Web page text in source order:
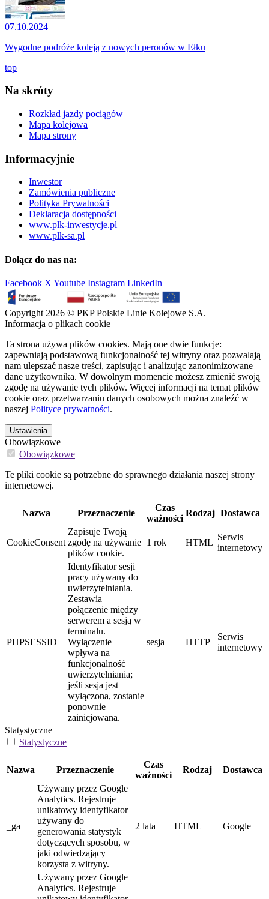
07.10.2024
Wygodne podróże koleją z nowych peronów w Ełku
top
Na skróty
Rozkład jazdy pociągów
Mapa kolejowa
Mapa strony
Informacyjnie
Inwestor
Zamówienia publiczne
Polityka Prywatności
Deklaracja dostępności
www.plk-inwestycje.pl
www.plk-sa.pl
Dołącz do nas na:
Facebook X Youtube Instagram LinkedIn
Copyright 2026 © PKP Polskie Linie Kolejowe S.A.
Informacja o plikach cookie
Ta strona używa plików cookies. Mają one dwie funkcje:
zapewniają podstawową funkcjonalność tej witryny oraz pozwalają
nam ulepszać nasze treści, zapisując i analizując zanonimizowane
dane użytkownika. W dowolnym momencie możesz zmienić swoją
zgodę na używanie tych plików. Więcej informacji na temat plików
cookie oraz przetwarzaniu danych osobowych można znaleźć w
naszej Polityce prywatności.
Ustawienia
Obowiązkowe
Obowiązkowe
Te pliki cookie są potrzebne do sprawnego działania naszej strony
internetowej.
Nazwa Przeznaczenie
Czas
ważności
Rodzaj Dostawca
CookieConsent
Zapisuje Twoją
zgodę na używanie
plików cookie.
1 rok HTML
Serwis
internetowy
PHPSESSID
Identyfikator sesji
pracy używany do
uwierzytelniania.
Zestawia
połączenie między
serwerem a sesją w
terminalu.
Wyłączenie
wpływa na
funkcjonalność
uwierzytelniania;
jeśli sesja jest
wyłączona, zostanie
ponownie
zainicjowana.
sesja HTTP
Serwis
internetowy
Statystyczne
Statystyczne
Nazwa Przeznaczenie
Czas
ważności
Rodzaj Dostawca
_ga
Używany przez Google
Analytics. Rejestruje
unikatowy identyfikator
używany do
generowania statystyk
dotyczących sposobu, w
jaki odwiedzający
korzysta z witryny.
2 lata HTML Google
Używany przez Google
Analytics. Rejestruje